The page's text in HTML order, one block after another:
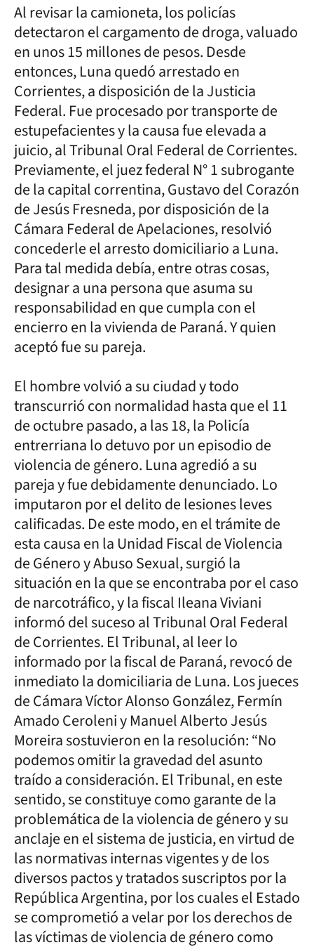
Al revisar la camioneta, los policías
detectaron el cargamento de droga, valuado
en unos 15 millones de pesos. Desde
entonces, Luna quedó arrestado en
Corrientes, a disposición de la Justicia
Federal. Fue procesado por transporte de
estupefacientes y la causa fue elevada a
juicio, al Tribunal Oral Federal de Corrientes.
Previamente, el juez federal N° 1 subrogante
de la capital correntina, Gustavo del Corazón
de Jesús Fresneda, por disposición de la
Cámara Federal de Apelaciones, resolvió
concederle el arresto domiciliario a Luna.
Para tal medida debía, entre otras cosas,
designar a una persona que asuma su
responsabilidad en que cumpla con el
encierro en la vivienda de Paraná. Y quien
aceptó fue su pareja.
El hombre volvió a su ciudad y todo
transcurrió con normalidad hasta que el 11
de octubre pasado, a las 18, la Policía
entrerriana lo detuvo por un episodio de
violencia de género. Luna agredió a su
pareja y fue debidamente denunciado. Lo
imputaron por el delito de lesiones leves
calificadas. De este modo, en el trámite de
esta causa en la Unidad Fiscal de Violencia
de Género y Abuso Sexual, surgió la
situación en la que se encontraba por el caso
de narcotráfico, y la fiscal Ileana Viviani
informó del suceso al Tribunal Oral Federal
de Corrientes. El Tribunal, al leer lo
informado por la fiscal de Paraná, revocó de
inmediato la domiciliaria de Luna. Los jueces
de Cámara Víctor Alonso González, Fermín
Amado Ceroleni y Manuel Alberto Jesús
Moreira sostuvieron en la resolución: “No
podemos omitir la gravedad del asunto
traído a consideración. El Tribunal, en este
sentido, se constituye como garante de la
problemática de la violencia de género y su
anclaje en el sistema de justicia, en virtud de
las normativas internas vigentes y de los
diversos pactos y tratados suscriptos por la
República Argentina, por los cuales el Estado
se comprometió a velar por los derechos de
las víctimas de violencia de género como